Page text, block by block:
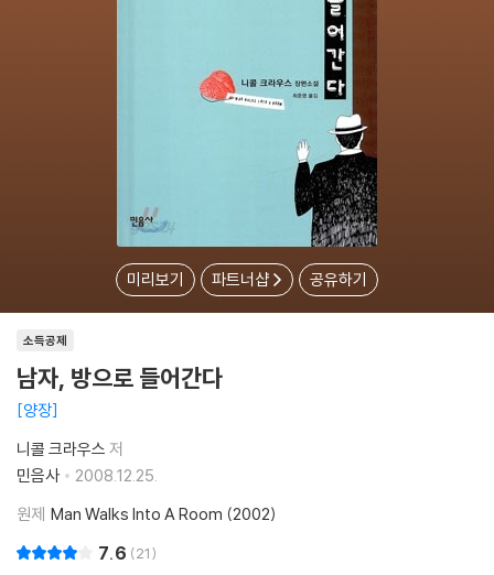
미리보기 파트너샵 공유하기
소득공제
남자, 방으로 들어간다
양장
니콜 크라우스 저
민음사
2008.12.25.
원제 Man Walks Into A Room (2002)
7.6 21